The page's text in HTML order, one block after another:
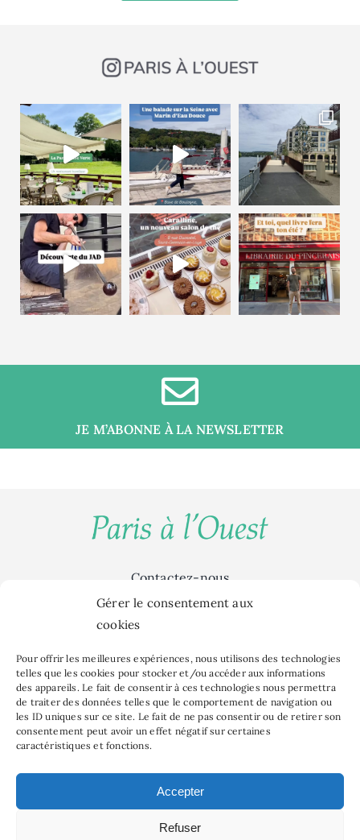
Gérer le consentement aux
cookies
Pour offrir les meilleures expériences, nous utilisons des technologies
telles que les cookies pour stocker et/ou accéder aux informations
des appareils. Le fait de consentir à ces technologies nous permettra
de traiter des données telles que le comportement de navigation ou
les ID uniques sur ce site. Le fait de ne pas consentir ou de retirer son
consentement peut avoir un effet négatif sur certaines
caractéristiques et fonctions.
Accepter
Refuser
JE M’ABONNE À LA NEWSLETTER
Contactez-nous
Sorties & Culture
Déco
Bien être
Famille
MAPSTR #
Mentions légales